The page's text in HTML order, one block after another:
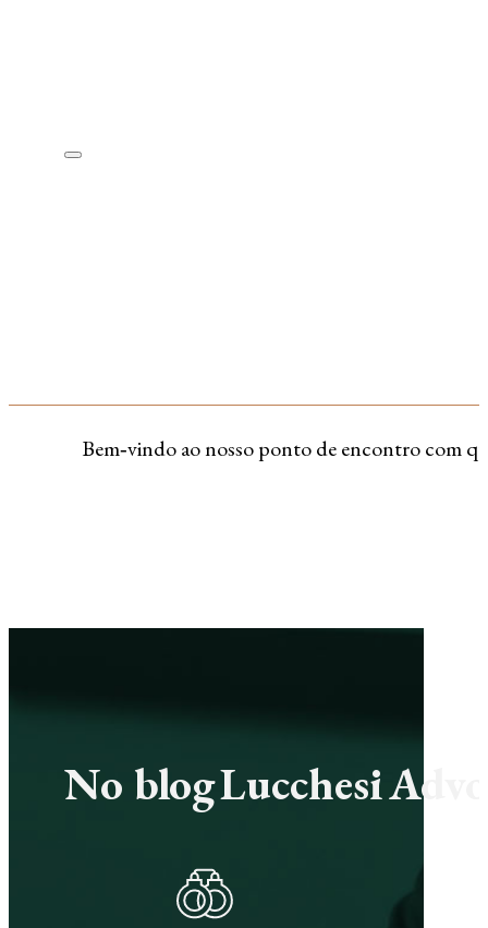
Bem‑vindo ao nosso ponto de encontro com
No blog Lucchesi